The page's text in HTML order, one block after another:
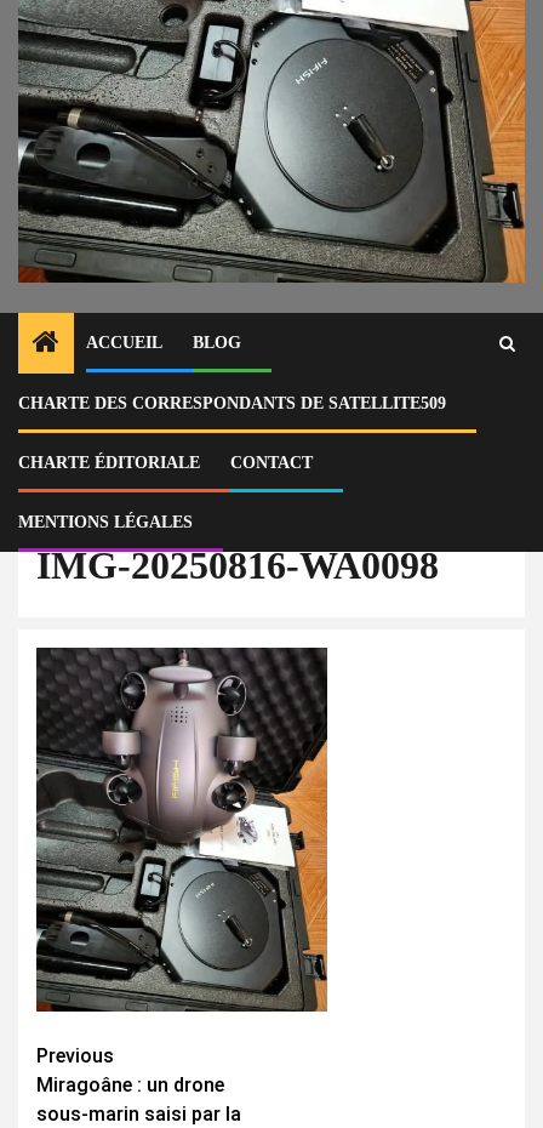
ACCUEIL BLOG
CHARTE DES CORRESPONDANTS DE SATELLITE509
CHARTE ÉDITORIALE CONTACT
MENTIONS LÉGALES
Home
Actu
Miragoâne : un drone sous-marin saisi par la douane, enquête en cours
IMG-20250816-WA0098
Continue
Reading
Previous
Miragoâne : un drone
sous-marin saisi par la